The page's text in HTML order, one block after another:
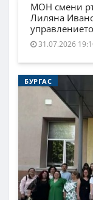
МОН смени
Лиляна
управлението
31.07.2026
БУРГАС